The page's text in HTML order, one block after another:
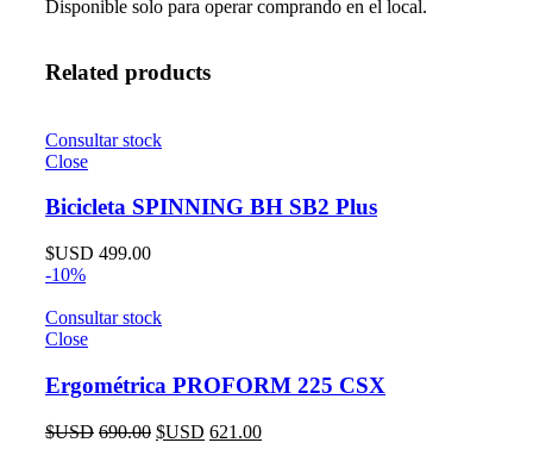
Disponible solo para operar comprando en el local.
Related products
Consultar stock
Close
Bicicleta SPINNING BH SB2 Plus
$USD 499.00
-10%
Consultar stock
Close
Ergométrica PROFORM 225 CSX
$USD 690.00 $USD 621.00